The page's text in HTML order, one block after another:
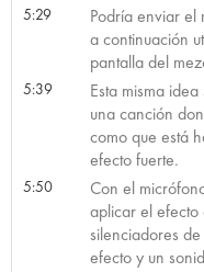
5:29
Podría enviar el
a continuación
pantalla del
5:39
Esta misma
una canción
como que está
efecto fuerte.
5:50
Con el
aplicar el efecto
silenciadores
efecto y un